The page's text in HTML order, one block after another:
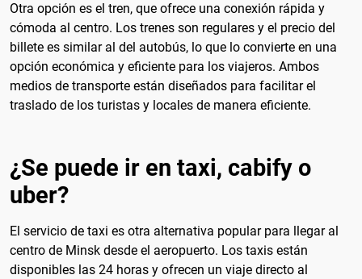
Otra opción es el tren, que ofrece una conexión rápida y
cómoda al centro. Los trenes son regulares y el precio del
billete es similar al del autobús, lo que lo convierte en una
opción económica y eficiente para los viajeros. Ambos
medios de transporte están diseñados para facilitar el
traslado de los turistas y locales de manera eficiente.
¿Se puede ir en taxi, cabify o
uber?
El servicio de taxi es otra alternativa popular para llegar al
centro de Minsk desde el aeropuerto. Los taxis están
disponibles las 24 horas y ofrecen un viaje directo al